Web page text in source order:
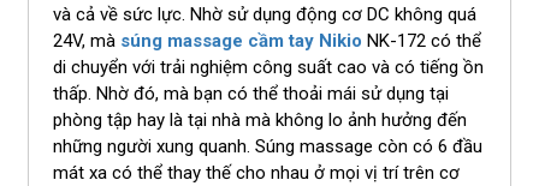
và cả về sức lực. Nhờ sử dụng động cơ DC không quá
24V, mà súng massage cầm tay Nikio NK-172 có thể
di chuyển với trải nghiệm công suất cao và có tiếng ồn
thấp. Nhờ đó, mà bạn có thể thoải mái sử dụng tại
phòng tập hay là tại nhà mà không lo ảnh hưởng đến
những người xung quanh. Súng massage còn có 6 đầu
mát xa có thể thay thế cho nhau ở mọi vị trí trên cơ